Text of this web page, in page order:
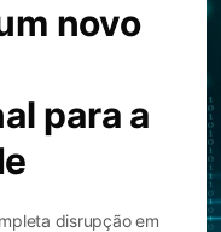
novo
para a
disrupção em